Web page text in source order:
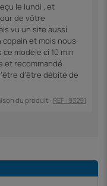
le lundi , et
de vôtre
vu un site aussi
et mois nous
modéle ci 10 min
et recommandé
d'être débité de
du produit : REF : 93291